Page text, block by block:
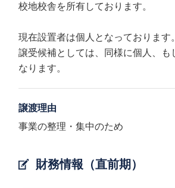
校地校舎を所有しております。
現在設置者は個人となっております。
譲受候補としては、同様に個人、も
なります。
譲渡理由
事業の整理・集中のため
財務情報（直前期）